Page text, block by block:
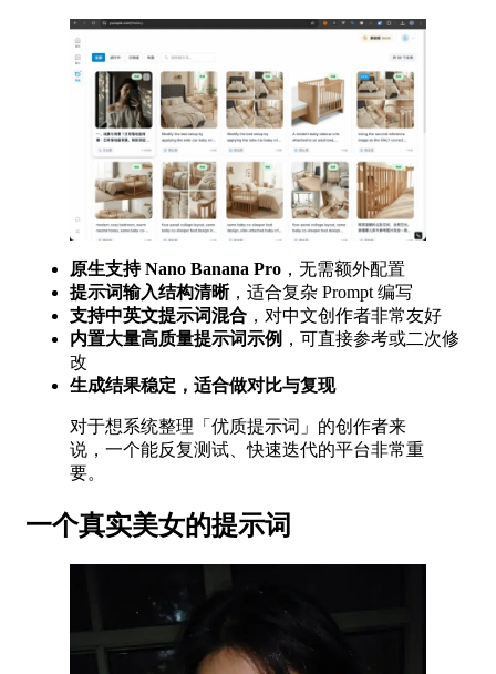
原生支持 Nano Banana Pro ，无需额外配置
提示词输入结构清晰，适合复杂 Prompt 编写
支持中英文提示词混合 ，对中文创作者非常友好
内置大量高质量提示词示例 ，可直接参考或二次修
改
生成结果稳定，适合做对比与复现
对于想系统整理「优质提示词」的创作者来
说，一个能反复测试、快速迭代的平台非常重
要。
一个真实美女的提示词